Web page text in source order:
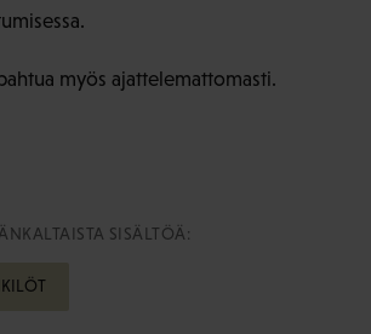
myös ajattelemattomasti.
SISÄLTÖÄ: